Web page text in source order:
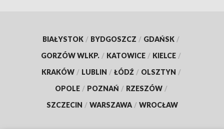
BIAŁYSTOK / BYDGOSZCZ / GDAŃSK /
GORZÓW WLKP. / KATOWICE / KIELCE /
KRAKÓW / LUBLIN / ŁÓDŹ / OLSZTYN /
OPOLE / POZNAŃ / RZESZÓW /
SZCZECIN / WARSZAWA / WROCŁAW